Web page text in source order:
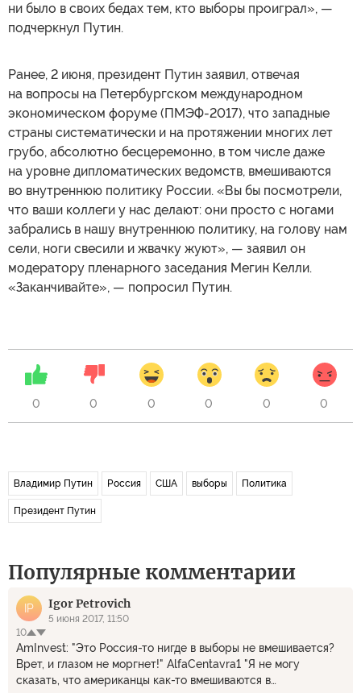
ни было в своих бедах тем, кто выборы проиграл», —
подчеркнул Путин.
Ранее, 2 июня, президент Путин заявил, отвечая
на вопросы на Петербургском международном
экономическом форуме (ПМЭФ-2017), что западные
страны систематически и на протяжении многих лет
грубо, абсолютно бесцеремонно, в том числе даже
на уровне дипломатических ведомств, вмешиваются
во внутреннюю политику России. «Вы бы посмотрели,
что ваши коллеги у нас делают: они просто с ногами
забрались в нашу внутреннюю политику, на голову нам
сели, ноги свесили и жвачку жуют», — заявил он
модератору пленарного заседания Мегин Келли.
«Заканчивайте», — попросил Путин.
0 0 0 0 0 0
Владимир Путин Россия США выборы Политика
Президент Путин
Популярные комментарии
IP Igor Petrovich
5 июня 2017, 11:50
10
AmInvest: "Это Россия-то нигде в выборы не вмешивается?
Врет, и глазом не моргнет!" AlfaCentavra1 "Я не могу
сказать, что американцы как-то вмешиваются в